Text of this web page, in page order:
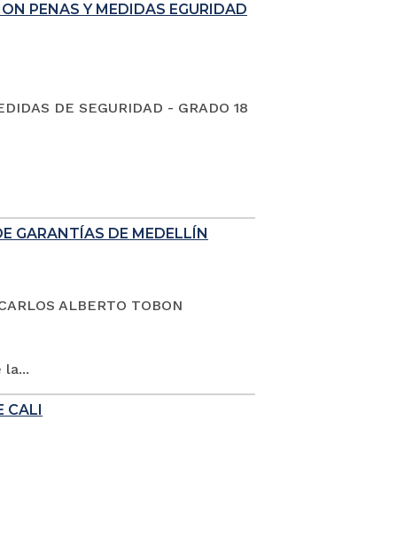
PENAS Y MEDIDAS EGURIDAD
DE SEGURIDAD - GRADO 18
GARANTÍAS DE MEDELLÍN
ALBERTO TOBON
la...
CALI